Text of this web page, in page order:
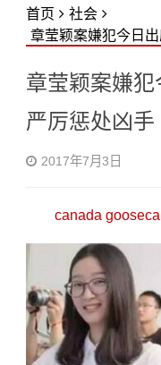
首页
社会
章莹颖案嫌犯今日
章莹颖案嫌
严厉惩处凶手
2017年7月3日
canada goose